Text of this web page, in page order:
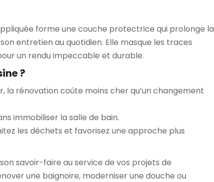
forme une couche protectrice qui prolonge la
entretien au quotidien. Elle masque les traces
un rendu impeccable et durable.
?
la rénovation coûte moins cher qu’un changement
immobiliser la salle de bain.
les déchets et favorisez une approche plus
savoir-faire au service de vos projets de
une baignoire, moderniser une douche ou